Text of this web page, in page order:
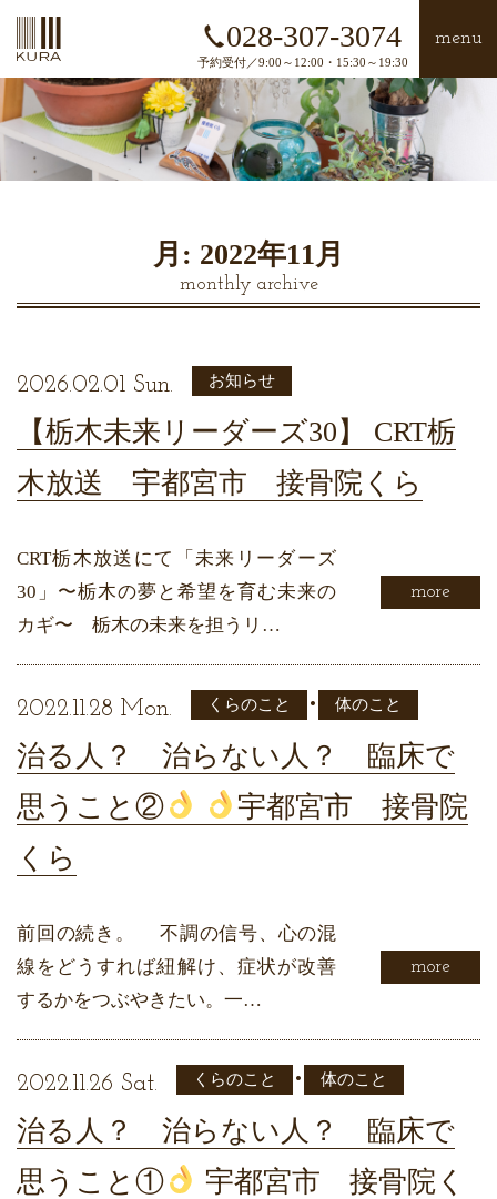
028-307-3074
予約受付／9:00～12:00・15:30～19:30
menu
月: 2022年11月
monthly archive
2026.02.01 Sun. お知らせ
【栃木未来リーダーズ30】 CRT栃
木放送 宇都宮市 接骨院くら
CRT栃木放送にて「未来リーダーズ
30」〜栃木の夢と希望を育む未来の
カギ〜 栃木の未来を担うリ…
more
2022.11.28 Mon. くらのこと • 体のこと
治る人？ 治らない人？ 臨床で
思うこと②
宇都宮市 接骨院
くら
前回の続き。 不調の信号、心の混
線をどうすれば紐解け、症状が改善
するかをつぶやきたい。一…
more
2022.11.26 Sat. くらのこと • 体のこと
治る人？ 治らない人？ 臨床で
思うこと①
宇都宮市 接骨院く